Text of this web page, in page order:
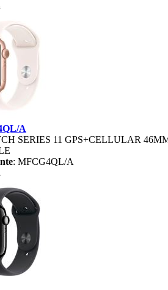
A
SERIES 11 GPS+CELLULAR
: MFCG4QL/A